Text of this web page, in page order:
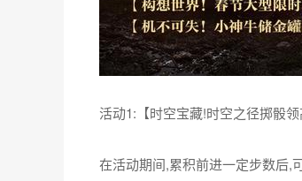
月神宝藏(金币活动):挖掘神秘月
2、 正式服专属活动: